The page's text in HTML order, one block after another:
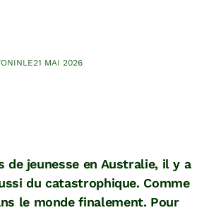
LE21 MAI 2026
de jeunesse en Australie, il y a
du catastrophique. Comme
le monde finalement. Pour